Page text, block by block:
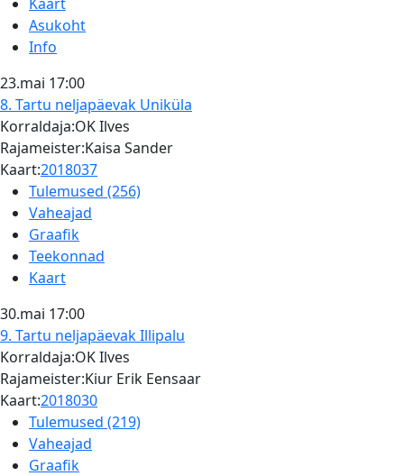
Asukoht
Info
23.mai 17:00
8. Tartu neljapäevak Uniküla
Korraldaja:OK Ilves
Rajameister:Kaisa Sander
Kaart:2018037
Tulemused (256)
Vaheajad
Graafik
Teekonnad
Kaart
30.mai 17:00
9. Tartu neljapäevakIllipalu
Korraldaja:OK Ilves
Rajameister:Kiur Erik Eensaar
Kaart:2018030
Tulemused (219)
Vaheajad
Graafik